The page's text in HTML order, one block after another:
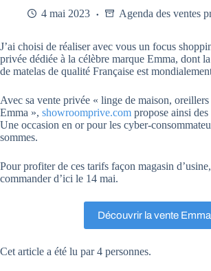
4 mai 2023 Agenda des ventes
J’ai choisi de réaliser avec vous un focus
privée dédiée à la célèbre marque Emma, dont
de matelas de qualité Française est
Avec sa vente privée « linge de maison,
Emma », showroomprive.com propose ainsi
Une occasion en or pour les cyber-
sommes.
Pour profiter de ces tarifs façon magasin
commander d’ici le 14 mai.
Découvrir la vente Emma
Cet article a été lu par 4 personnes.